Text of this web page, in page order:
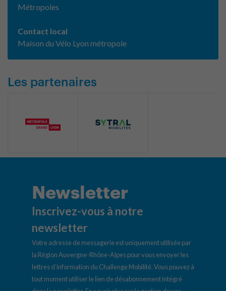
Métropoles
Contact local
Maison du Vélo Lyon métropole
Les partenaires
Newsletter
Inscrivez-vous à notre
newsletter
Votre adresse de messagerie est uniquement utilisée par
la Région Auvergne-Rhône-Alpes pour vous envoyer les
lettres d’information du Challenge Mobilité. Vous pouvez à
tout moment utiliser le lien de désabonnement intégré